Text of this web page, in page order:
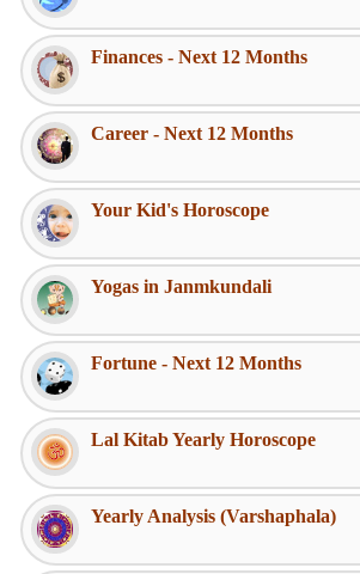
Finances - Next 12 Months
Career - Next 12 Months
Your Kid's Horoscope
Yogas in Janmkundali
Fortune - Next 12 Months
Lal Kitab Yearly Horoscope
Yearly Analysis (Varshaphala)